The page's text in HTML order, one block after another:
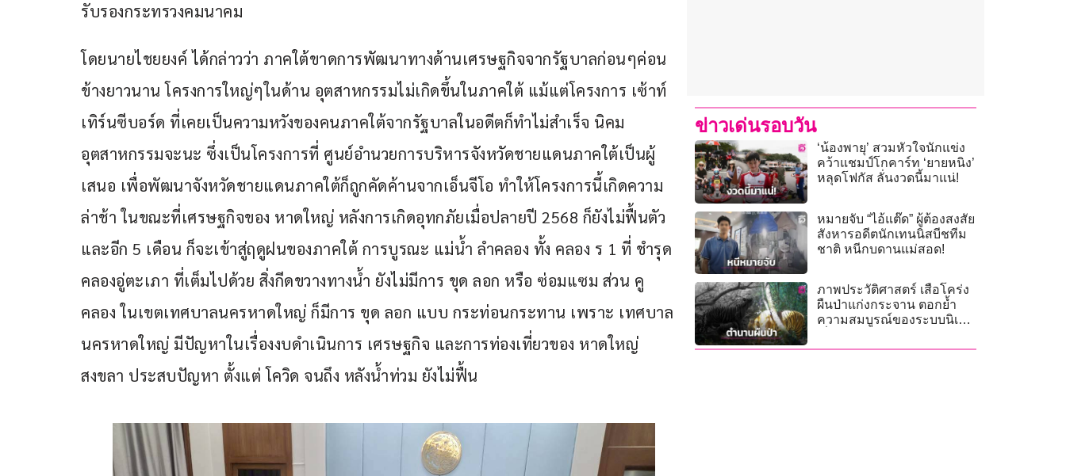
รับรองกระทรวงคมนาคม
โดยนายไชยยงค์ ได้กล่าวว่า ภาคใต้ขาดการพัฒนาทางด้านเศรษฐกิจจากรัฐบาลก่อนๆค่อน
ข้างยาวนาน โครงการใหญ่ๆในด้าน อุตสาหกรรมไม่เกิดขึ้นในภาคใต้ แม้แต่โครงการ เซ้าท์
เทิร์นซีบอร์ด ที่เคยเป็นความหวังของคนภาคใต้จากรัฐบาลในอดีตก็ทำไม่สำเร็จ นิคม
อุตสาหกรรมจะนะ ซึ่งเป็นโครงการที่ ศูนย์อำนวยการบริหารจังหวัดชายแดนภาคใต้เป็นผู้
เสนอ เพื่อพัฒนาจังหวัดชายแดนภาคใต้ก็ถูกคัดค้านจากเอ็นจีโอ ทำให้โครงการนี้เกิดความ
ล่าช้า ในขณะที่เศรษฐกิจของ หาดใหญ่ หลังการเกิดอุทกภัยเมื่อปลายปี 2568 ก็ยังไม่ฟื้นตัว
และอีก 5 เดือน ก็จะเข้าสู่ฤดูฝนของภาคใต้ การบูรณะ แม่น้ำ ลำคลอง ทั้ง คลอง ร 1 ที่ ชำรุด
คลองอู่ตะเภา ที่เต็มไปด้วย สิ่งกีดขวางทางน้ำ ยังไม่มีการ ขุด ลอก หรือ ซ่อมแซม ส่วน คู
คลอง ในเขตเทศบาลนครหาดใหญ่ ก็มีการ ขุด ลอก แบบ กระท่อนกระทาน เพราะ เทศบาล
นครหาดใหญ่ มีปัญหาในเรื่องงบดำเนินการ เศรษฐกิจ และการท่องเที่ยวของ หาดใหญ่
สงขลา ประสบปัญหา ตั้งแต่ โควิด จนถึง หลังน้ำท่วม ยังไม่ฟื้น
ข่าวเด่นรอบวัน
‘น้องพายุ’ สวมหัวใจนักแข่ง
คว้าแชมป์โกคาร์ท ‘ยายหนิง’
หลุดโฟกัส ลั่นงวดนี้มาแน่!
หมายจับ “ไอ้แต๊ด” ผู้ต้องสงสัย
สังหารอดีตนักเทนนิสบีชทีม
ชาติ หนีกบดานแม่สอด!
ภาพประวัติศาสตร์ เสือโคร่ง
ผืนป่าแก่งกระจาน ตอกย้ำ
ความสมบูรณ์ของระบบนิเวศ
โลก